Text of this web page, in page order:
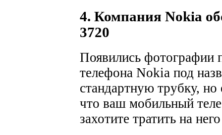
4. Компания Nokia
3720
Появились фотографии
телефона Nokia под
стандартную трубку, но
что ваш мобильный
захотите тратить на